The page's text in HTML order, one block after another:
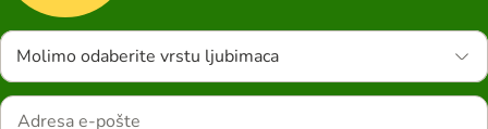
Molimo odaberite vrstu ljubimaca